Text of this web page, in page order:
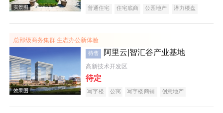
效果图
普通住宅 住宅底商 公园地产
潜力楼盘
总部级商务集群 生态办公新体验
待售 阿里云|智汇谷产业基地
高新技术开发区
待定
写字楼 公寓 写字楼商铺
创意地产